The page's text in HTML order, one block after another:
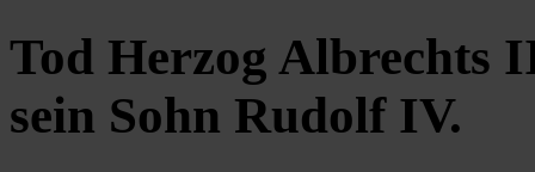
Tod Herzog Albrechts
sein Sohn Rudolf IV.